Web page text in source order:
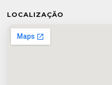
LOCALIZAÇÃO